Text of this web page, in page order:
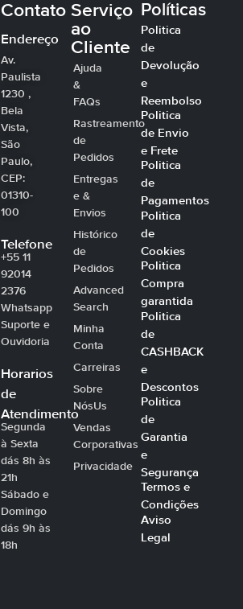
Contato
Endereço
Av.
Paulista
1230 ,
Bela
Vista,
São
Paulo,
CEP:
01310-
100
Telefone
+55 11
92014
2376
Whatsapp
Suporte e
Ouvidoria
Horarios
de
Atendimento
Segunda
à Sexta
dás 8h às
21h
Sábado e
Domingo
dás 9h às
18h
Serviço
ao
Cliente
Ajuda
&
FAQs
Rastreamento
de
Pedidos
Entregas
e &
Envios
Histórico
de
Pedidos
Advanced
Search
Minha
Conta
Carreiras
Sobre
NósUs
Vendas
Corporativas
Privacidade
Políticas
Politica
de
Devolução
e
Reembolso
Politica
de Envio
e Frete
Politica
de
Pagamentos
Politica
de
Cookies
Politica
Compra
garantida
Politica
de
CASHBACK
e
Descontos
Politica
de
Garantia
e
Segurança
Termos e
Condições
Aviso
Legal